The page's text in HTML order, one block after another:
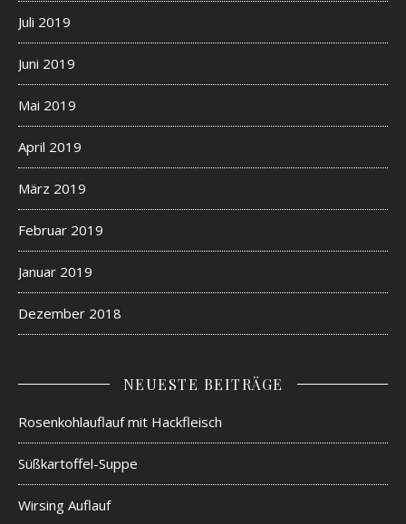
Juli 2019
Juni 2019
Mai 2019
April 2019
März 2019
Februar 2019
Januar 2019
Dezember 2018
NEUESTE BEITRÄGE
Rosenkohlauflauf mit Hackfleisch
Süßkartoffel-Suppe
Wirsing Auflauf